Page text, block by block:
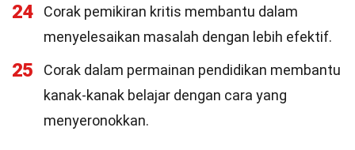
24
Corak pemikiran kritis membantu dalam
menyelesaikan masalah dengan lebih efektif.
25
Corak dalam permainan pendidikan membantu
kanak-kanak belajar dengan cara yang
menyeronokkan.